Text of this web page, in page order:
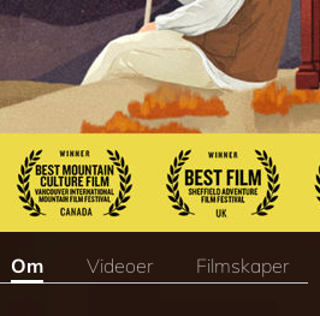
Om Videoer Filmskaper